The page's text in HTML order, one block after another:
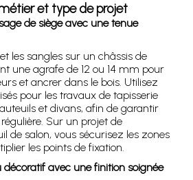
et type de projet
de siège avec une tenue
les sangles sur un châssis de
une agrafe de 12 ou 14 mm pour
et ancrer dans le bois. Utilisez
pour les travaux de tapisserie
et divans, afin de garantir
Sur un projet de
de salon, vous sécurisez les zones
les points de fixation.
avec une finition soignée